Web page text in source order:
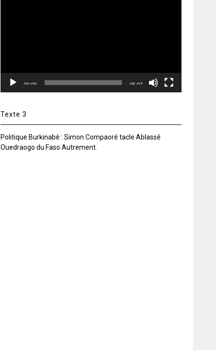
00:00 05:07
Texte 3
Politique Burkinabè : Simon Compaoré tacle Ablassé
Ouedraogo du Faso Autrement.